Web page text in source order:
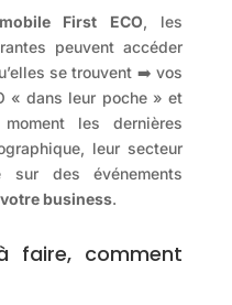
First ECO, les
peuvent accéder
se trouvent ➡️ vos
« dans leur poche » et
les dernières
leur secteur
sur des événements
business.
faire, comment